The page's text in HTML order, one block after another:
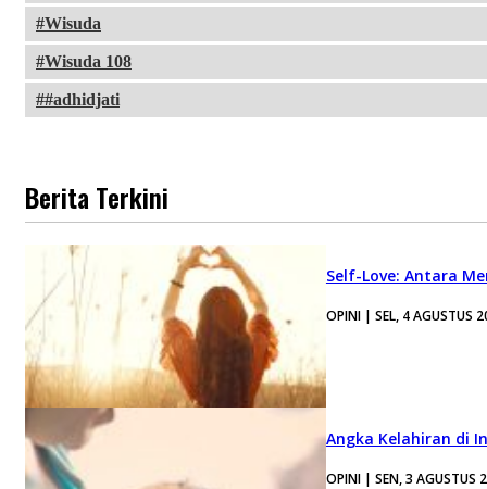
Wisuda
Wisuda 108
#adhidjati
Berita Terkini
Self-Love: Antara
OPINI | SEL, 4 AGUSTUS
Angka Kelahiran di
OPINI | SEN, 3 AGUSTUS